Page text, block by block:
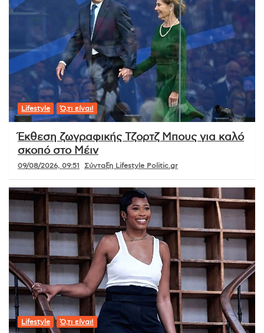
Lifestyle Ό,τι είναι!
Έκθεση ζωγραφικής Τζορτζ Μπους για καλό
σκοπό στο Μέιν
09/08/2026, 09:51 Σύνταξη Lifestyle Politic.gr
Lifestyle Ό,τι είναι!